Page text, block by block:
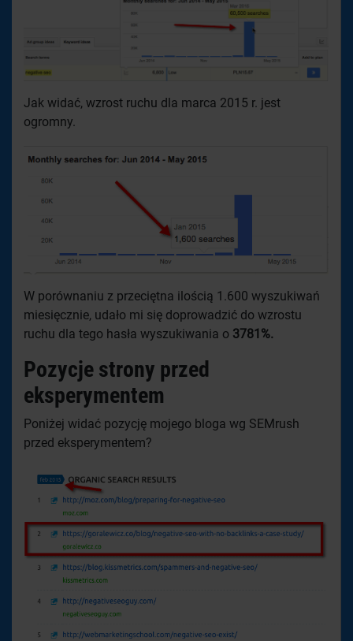
Jak widać, wzrost ruchu dla marca 2015 r. jest
ogromny.
W porównaniu z przeciętna ilością 1.600 wyszukiwań
miesięcznie, udało mi się doprowadzić do wzrostu
ruchu dla tego hasła wyszukiwania o 3781%.
Pozycje strony przed
eksperymentem
Poniżej widać pozycję mojego bloga wg SEMrush
przed eksperymentem?